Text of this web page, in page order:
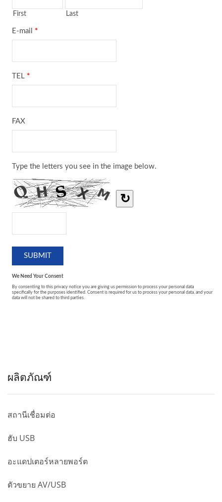
ผลิตภัณฑ์
สถานีเชื่อมต่อ
ฮับ USB
อะแดปเตอร์หลายพอร์ต
ตัวขยาย AV/USB